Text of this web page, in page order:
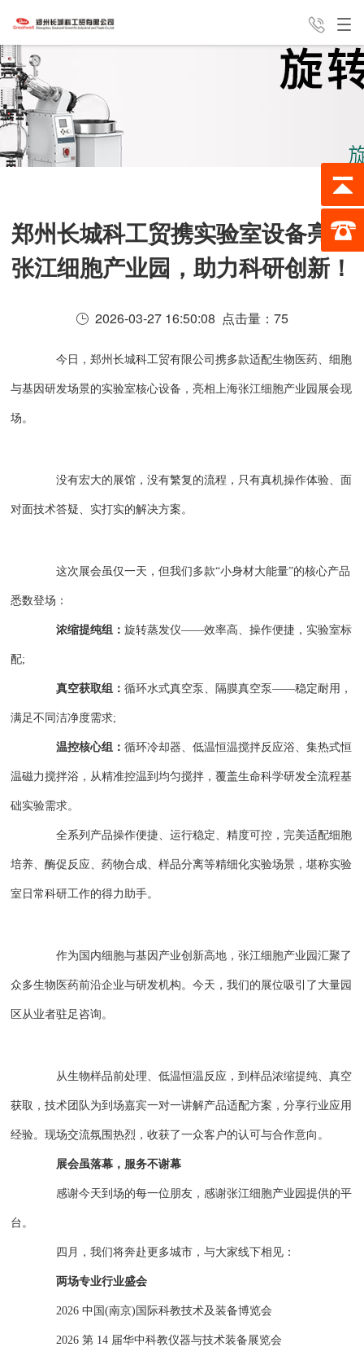
经典案例
服务支持 187-0388-8162
郑州长城科工贸携实验室设备亮相
张江细胞产业园，助力科研创新！
2026-03-27 16:50:08 点击量： 75
今日，郑州长城科工贸有限公司携多款适配生物医药、细胞
与基因研发场景的实验室核心设备，亮相上海张江细胞产业园展会现
场。
没有宏大的展馆，没有繁复的流程，只有真机操作体验、面
对面技术答疑、实打实的解决方案。
这次展会虽仅一天，但我们多款“小身材大能量”的核心产品
悉数登场：
浓缩提纯组：旋转蒸发仪——效率高、操作便捷，实验室标
配;
真空获取组：循环水式真空泵、隔膜真空泵——稳定耐用，
满足不同洁净度需求;
温控核心组：循环冷却器、低温恒温搅拌反应浴、集热式恒
温磁力搅拌浴，从精准控温到均匀搅拌，覆盖生命科学研发全流程基
础实验需求。
全系列产品操作便捷、运行稳定、精度可控，完美适配细胞
培养、酶促反应、药物合成、样品分离等精细化实验场景，堪称实验
室日常科研工作的得力助手。
作为国内细胞与基因产业创新高地，张江细胞产业园汇聚了
众多生物医药前沿企业与研发机构。今天，我们的展位吸引了大量园
区从业者驻足咨询。
从生物样品前处理、低温恒温反应，到样品浓缩提纯、真空
获取，技术团队为到场嘉宾一对一讲解产品适配方案，分享行业应用
经验。现场交流氛围热烈，收获了一众客户的认可与合作意向。
展会虽落幕，服务不谢幕
感谢今天到场的每一位朋友，感谢张江细胞产业园提供的平
台。
四月，我们将奔赴更多城市，与大家线下相见：
两场专业行业盛会
2026 中国(南京)国际科教技术及装备博览会
2026 第 14 届华中科教仪器与技术装备展览会